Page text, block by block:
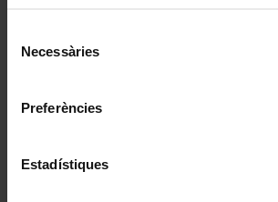
Necessàries
Preferències
Estadístiques